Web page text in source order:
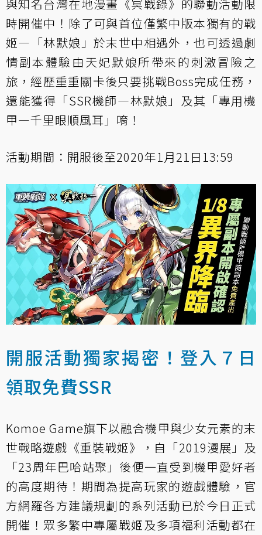
與知名台灣在地漫畫《冥戰錄》的聯動活動限
時開催中！除了可與首位僅繁中版本獨有的戰
姬—「林默娘」於末世中相遇外，也可透過劇
情副本體驗由天妃默娘所帶來的刺激冒險之
旅，經歷重重關卡後只要挑戰Boss完成任務，
還能獲得「SSR機師—林默娘」及其「專用機
甲—千里眼順風耳」唷！
活動期間：開服後至2020年1月21日13:59
開服活動獨家揭密！登入７日
領取免費SSR
Komoe Game旗下以融合機甲與少女元素的末
世戰略遊戲《重裝戰姬》，自「2019漫展」及
「23周年巴哈站聚」後便一直受到機甲愛好者
的高度期待！期間為提高玩家的遊戲體驗，官
方網羅各方建議規劃的系列活動已於今日正式
開催！眾多繁中專屬戰姬及多項福利活動都在